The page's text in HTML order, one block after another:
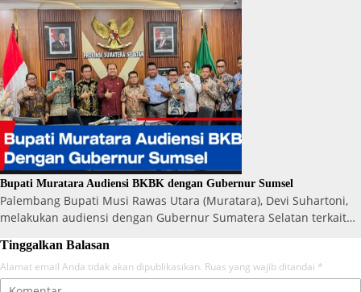
Bupati Muratara Audiensi BKBK dengan Gubernur Sumsel
Palembang Bupati Musi Rawas Utara (Muratara), Devi Suhartoni,
melakukan audiensi dengan Gubernur Sumatera Selatan terkait…
Tinggalkan Balasan
Alamat email Anda tidak akan dipublikasikan. Ruas yang wajib ditandai *